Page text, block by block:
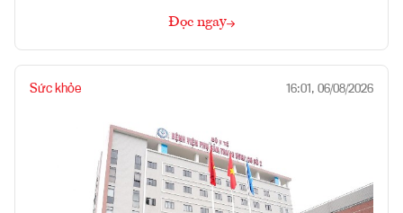
Đọc ngay
Sức khỏe 16:01, 06/08/2026